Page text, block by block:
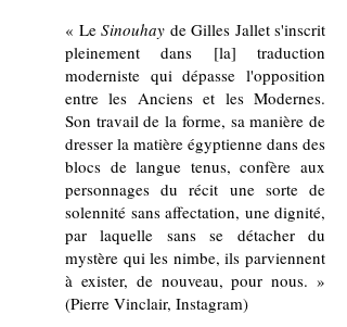
« Le Sinouhay de Gilles Jallet s'inscrit
pleinement dans [la] traduction
moderniste qui dépasse l'opposition
entre les Anciens et les Modernes.
Son travail de la forme, sa manière de
dresser la matière égyptienne dans des
blocs de langue tenus, confère aux
personnages du récit une sorte de
solennité sans affectation, une dignité,
par laquelle sans se détacher du
mystère qui les nimbe, ils parviennent
à exister, de nouveau, pour nous. »
(Pierre Vinclair, Instagram)